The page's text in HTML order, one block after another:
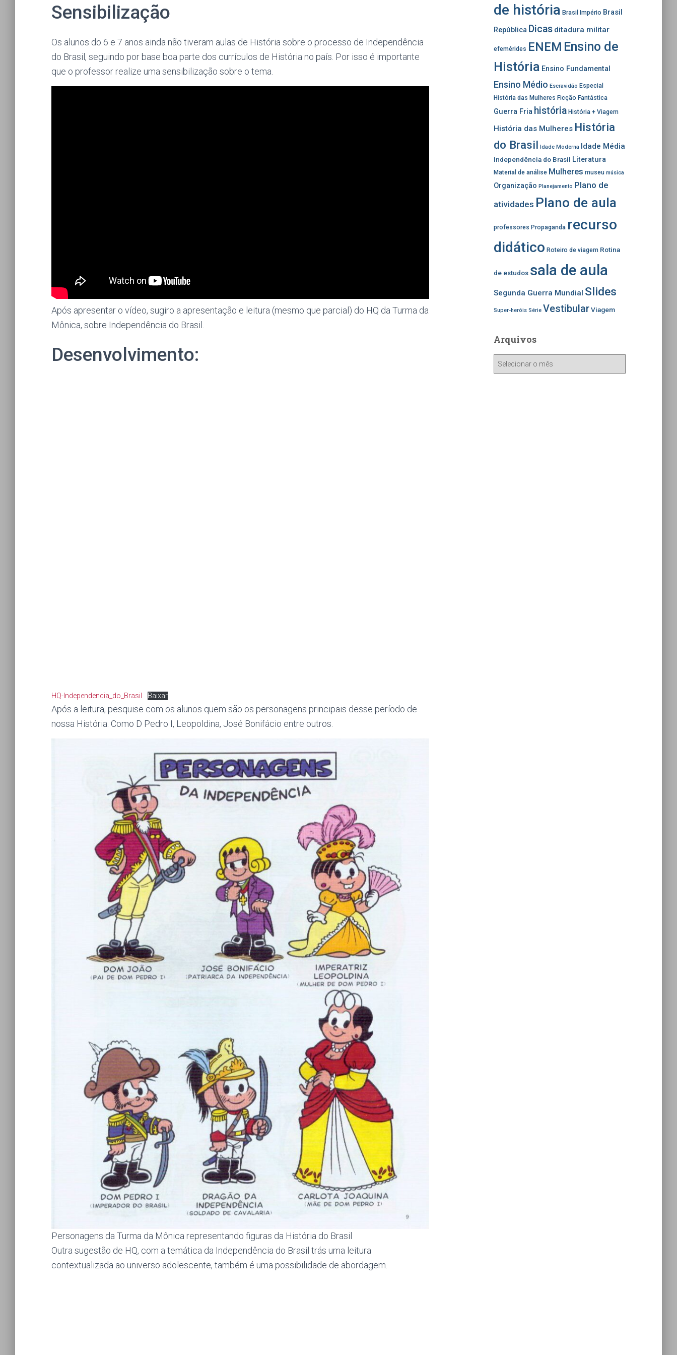
Sensibilização
Os alunos do 6 e 7 anos ainda não tiveram aulas de História sobre o processo de Independência
do Brasil, seguindo por base boa parte dos currículos de História no país. Por isso é importante
que o professor realize uma sensibilização sobre o tema.
Após apresentar o vídeo, sugiro a apresentação e leitura (mesmo que parcial) do HQ da Turma da
Mônica, sobre Independência do Brasil.
Desenvolvimento:
HQ-Independencia_do_Brasil Baixar
Após a leitura, pesquise com os alunos quem são os personagens principais desse período de
nossa História. Como D Pedro I, Leopoldina, José Bonifácio entre outros.
Personagens da Turma da Mônica representando figuras da História do Brasil
Outra sugestão de HQ, com a temática da Independência do Brasil trás uma leitura
contextualizada ao universo adolescente, também é uma possibilidade de abordagem.
de história Brasil Império Brasil
República Dicas ditadura militar
efemérides ENEM Ensino de
História Ensino Fundamental
Ensino Médio Escravidão Especial
História das Mulheres Ficção Fantástica
Guerra Fria história História + Viagem
História das Mulheres História
do Brasil Idade Moderna Idade Média
Independência do Brasil Literatura
Material de análise Mulheres museu música
Organização Planejamento Plano de
atividades Plano de aula
professores Propaganda recurso
didático Roteiro de viagem Rotina
de estudos sala de aula
Segunda Guerra Mundial Slides
Super-heróis Série Vestibular Viagem
Arquivos